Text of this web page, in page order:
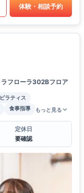
体験・相談予約
フローラ302Bフロア
ラティス
食事指導 もっと見る
定休日
要確認